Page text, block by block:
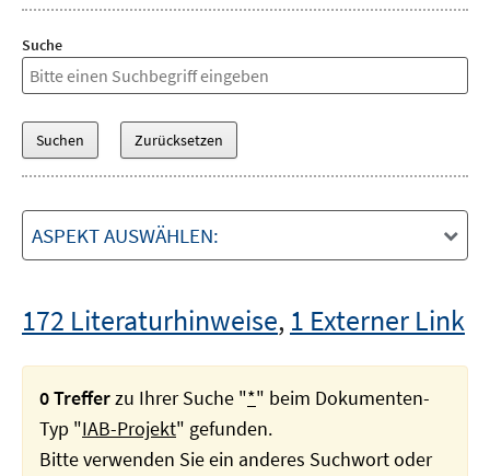
Suche
ASPEKT AUSWÄHLEN:
172 Literaturhinweise, 1 Externer Link
0 Trefferzu Ihrer Suche "*" beim Dokumenten-
Typ "IAB-Projekt" gefunden.
Bitte verwenden Sie ein anderes Suchwort oder